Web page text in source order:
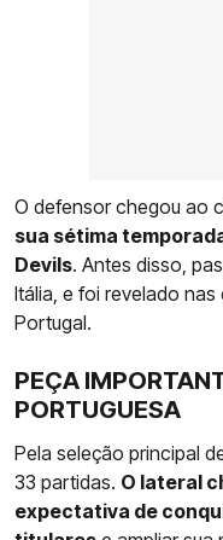
O defensor chegou ao
sua sétima
Devils. Antes disso,
Itália, e foi revelado
Portugal.
PEÇA
PORTUGUESA
Pela seleção principal
33 partidas. O lateral
expectativa de